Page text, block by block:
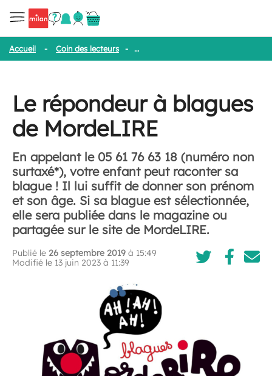
Accueil - Coin des lecteurs - Le répondeur à blagues de
Le répondeur à blagues
de MordeLIRE
En appelant le 05 61 76 63 18 (numéro non
surtaxé*), votre enfant peut raconter sa
blague ! Il lui suffit de donner son prénom
et son âge. Si sa blague est sélectionnée,
elle sera publiée dans le magazine ou
partagée sur le site de MordeLIRE.
Publié le 26 septembre 2019 à 15:49
Modifié le 13 juin 2023 à 11:39